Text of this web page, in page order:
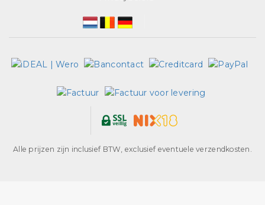
Alle prijzen zijn inclusief BTW, exclusief eventuele verzendkosten.